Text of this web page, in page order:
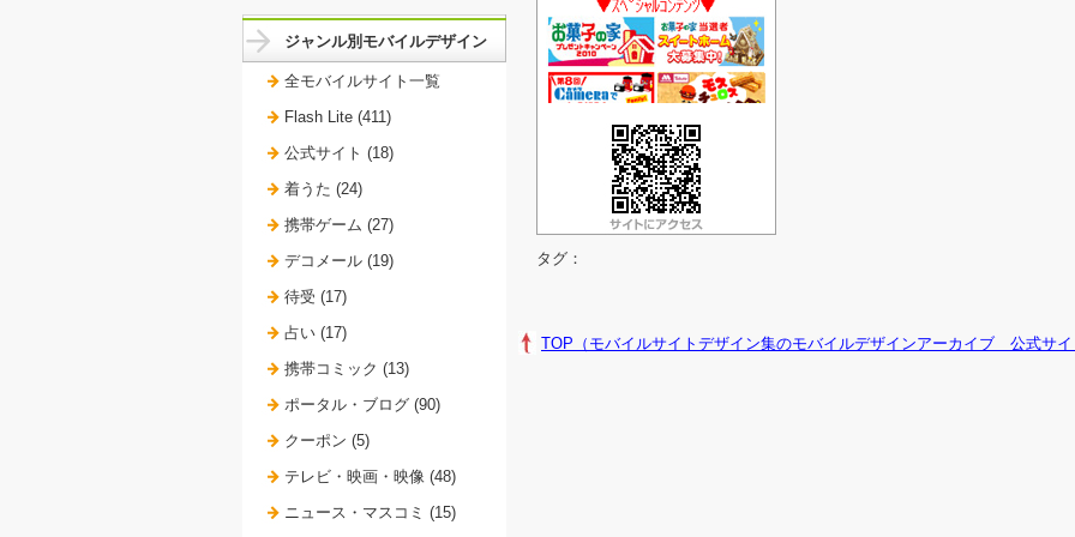
タグ：
TOP（モバイルサイトデザイン集のモバイルデザインアーカイブ 公式サイ
ジャンル別モバイルデザイン
全モバイルサイト一覧
Flash Lite (411)
公式サイト (18)
着うた (24)
携帯ゲーム (27)
デコメール (19)
待受 (17)
占い (17)
携帯コミック (13)
ポータル・ブログ (90)
クーポン (5)
テレビ・映画・映像 (48)
ニュース・マスコミ (15)